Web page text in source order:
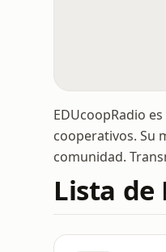
EDUcoopRadio
cooperativos. Su
comunidad.
Lista de